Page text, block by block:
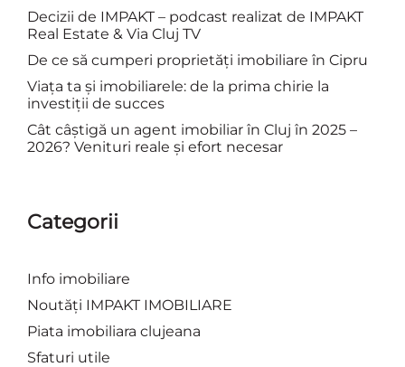
Decizii de IMPAKT – podcast realizat de IMPAKT
Real Estate & Via Cluj TV
De ce să cumperi proprietăți imobiliare în Cipru
Viața ta și imobiliarele: de la prima chirie la
investiții de succes
Cât câștigă un agent imobiliar în Cluj în 2025 –
2026? Venituri reale și efort necesar
Categorii
Info imobiliare
Noutăți IMPAKT IMOBILIARE
Piata imobiliara clujeana
Sfaturi utile